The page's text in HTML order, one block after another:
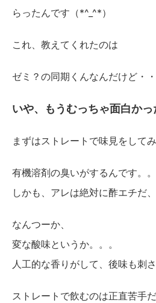
らったんです（*^_^*）
これ、教えてくれたのは
ゼミ？の同期くんなんだけど・・
いや、もうむっちゃ面白か
まずはストレートで味見をして
有機溶剤の臭いがするんです。。
しかも、アレは絶対に酢エチだ
なんつーか、
変な酸味というか。。。
人工的な香りがして、後味も刺
ストレートで飲むのは正直苦手